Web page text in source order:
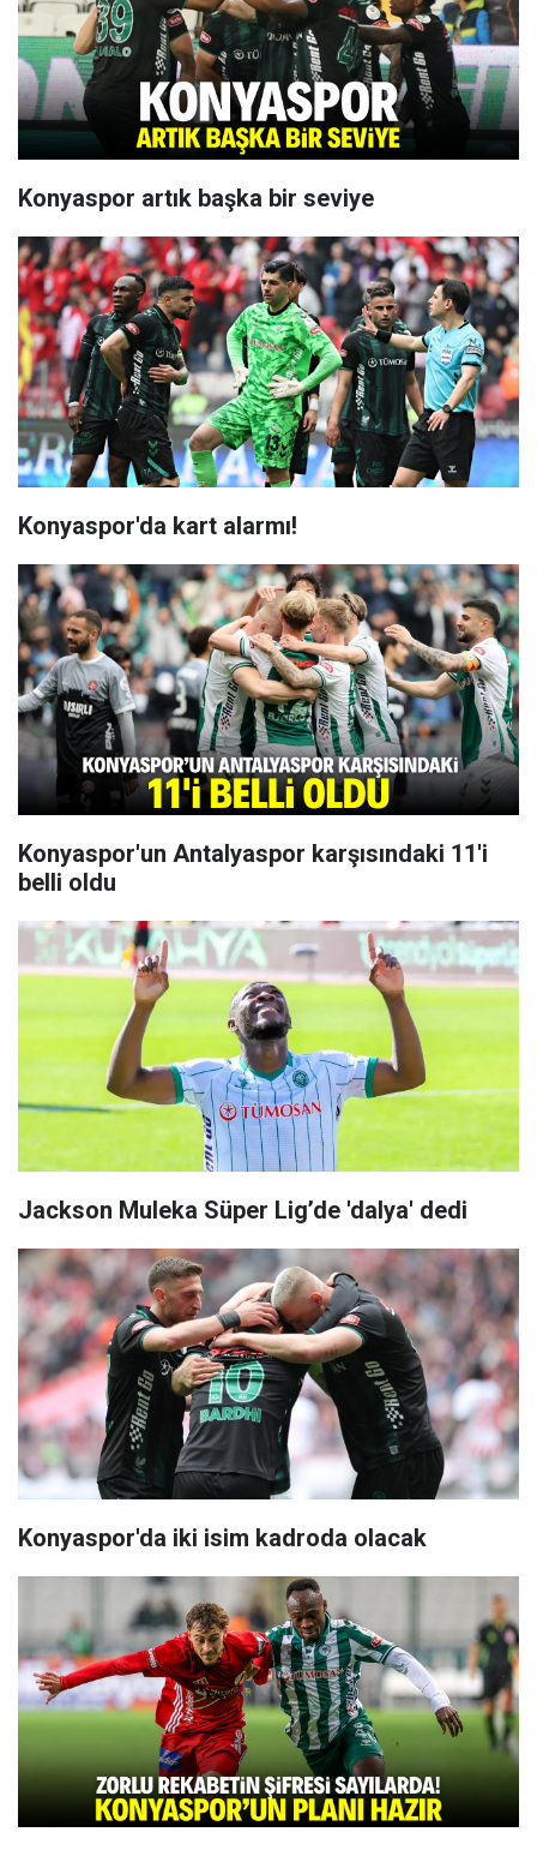
Konyaspor artık başka bir seviye
Konyaspor'da kart alarmı!
Konyaspor'un Antalyaspor karşısındaki 11'i
belli oldu
Jackson Muleka Süper Lig’de 'dalya' dedi
Konyaspor'da iki isim kadroda olacak